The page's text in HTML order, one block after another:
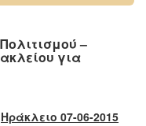
–
για
Ηράκλειο 07-06-2015